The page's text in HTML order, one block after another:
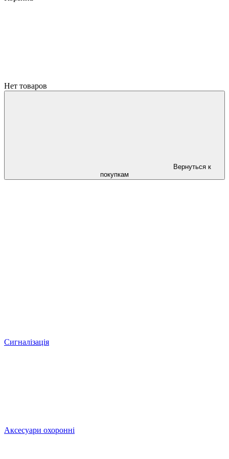
Нет товаров
Вернуться к
покупкам
Сигналізація
Аксесуари охоронні